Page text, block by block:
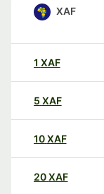
XAF
1 XAF
5 XAF
10XAF
20XAF